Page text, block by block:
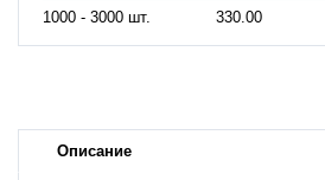
1000 - 3000 шт.
330.00
Описание